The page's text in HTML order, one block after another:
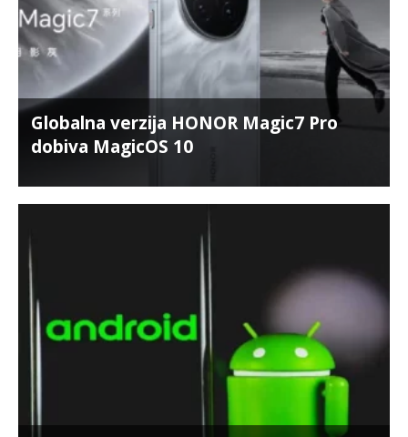
Globalna verzija HONOR Magic7 Pro
dobiva MagicOS 10